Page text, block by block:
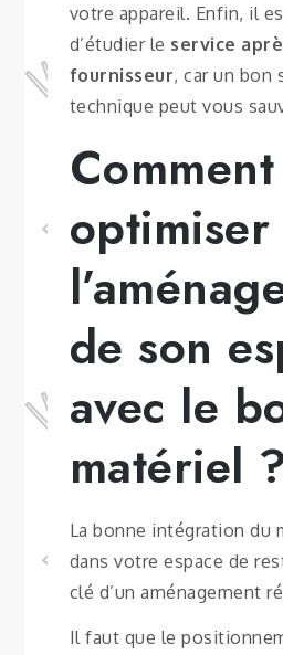
votre appareil. Enfin, il
d’étudier le service
fournisseur, car un bon
technique peut vous
Comment
optimiser
de son
avec le
matériel ?
La bonne intégration du
dans votre espace de
clé d’un aménagement
Il faut que le